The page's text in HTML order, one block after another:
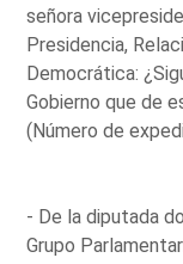
señora
Presidencia,
Democrática:
Gobierno que de
(Número de
- De la diputada
Grupo